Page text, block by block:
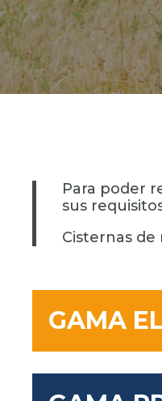
Para poder
sus
Cisternas de
GAMA